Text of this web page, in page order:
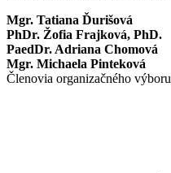
Mgr. Tatiana Ďurišová
PhDr. Žofia Frajková, PhD.
PaedDr. Adriana Chomová
Mgr. Michaela Pinteková
Členovia organizačného výboru